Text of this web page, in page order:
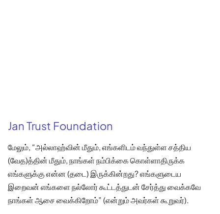
Jan Trust Foundation
மேலும், “அல்லாஹ்வின் மீதும், எங்களிடம் வந்துள்ள சத்திய
(வேத)த்தின் மீதும், நாங்கள் நம்பிக்கை கொள்ளாதிருக்க
எங்களுக்கு என்ன (தடை) இருக்கின்றது? எங்களுடைய
இறைவன் எங்களை நல்லோர் கூட்டத்துடன் சேர்த்து வைக்கவே
நாங்கள் ஆசை வைக்கிறோம்” (என்றும் அவர்கள் கூறுவர்).